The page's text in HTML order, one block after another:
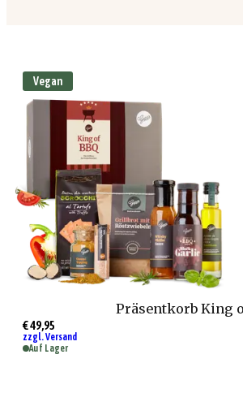
Vegan
Präsentkorb King
€ 49,95
zzgl. Versand
Auf Lager